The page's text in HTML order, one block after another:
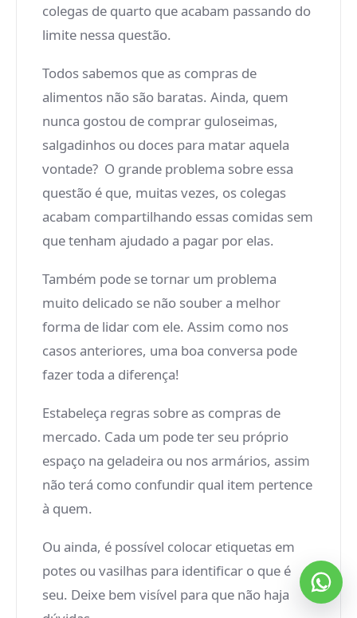
colegas de quarto que acabam passando do
limite nessa questão.
Todos sabemos que as compras de
alimentos não são baratas. Ainda, quem
nunca gostou de comprar guloseimas,
salgadinhos ou doces para matar aquela
vontade? O grande problema sobre essa
questão é que, muitas vezes, os colegas
acabam compartilhando essas comidas sem
que tenham ajudado a pagar por elas.
Também pode se tornar um problema
muito delicado se não souber a melhor
forma de lidar com ele. Assim como nos
casos anteriores, uma boa conversa pode
fazer toda a diferença!
Estabeleça regras sobre as compras de
mercado. Cada um pode ter seu próprio
espaço na geladeira ou nos armários, assim
não terá como confundir qual item pertence
à quem.
Ou ainda, é possível colocar etiquetas em
potes ou vasilhas para identificar o que é
seu. Deixe bem visível para que não haja